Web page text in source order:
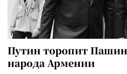
Путин торопит
народа Армении